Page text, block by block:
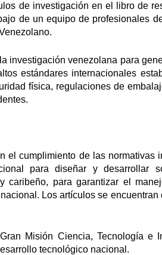
de investigación en el libro de
de un equipo de profesionales
investigación venezolana para
estándares internacionales
física, regulaciones de
el cumplimiento de las normativas
para diseñar y desarrollar
caribeño, para garantizar el
Los artículos se encuentran
Misión Ciencia, Tecnología e
tecnológico nacional.